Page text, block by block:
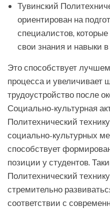
Тувинский
ориентирован на
специалистов,
свои знания и навыки
Это способствует
процесса и увеличивает
трудоустройство после
Социально-культурная
Политехнический
социально-культурных
способствует
позиции у студентов.
Политехнический
стремительно
соответствии с